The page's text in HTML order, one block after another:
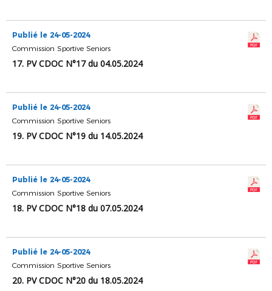
Publié le 24-05-2024
Commission Sportive Seniors
17. PV CDOC N°17 du 04.05.2024
Publié le 24-05-2024
Commission Sportive Seniors
19. PV CDOC N°19 du 14.05.2024
Publié le 24-05-2024
Commission Sportive Seniors
18. PV CDOC N°18 du 07.05.2024
Publié le 24-05-2024
Commission Sportive Seniors
20. PV CDOC N°20 du 18.05.2024